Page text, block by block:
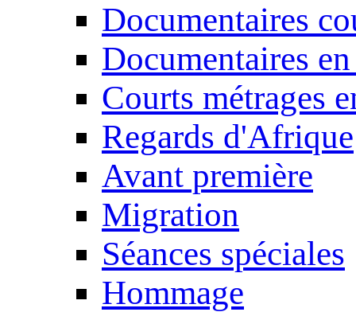
Documentaires
Documentaires
Courts métrages
Regards d'Afrique
Avant première
Migration
Séances spéciales
Hommage